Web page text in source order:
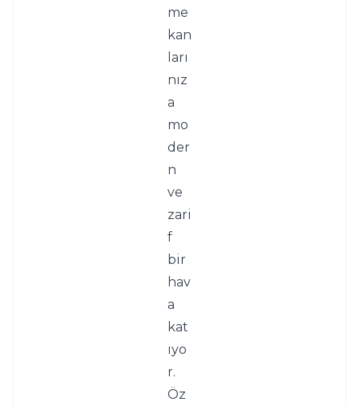
me
kan
ları
nız
a
mo
der
n
ve
zari
f
bir
hav
a
kat
ıyo
r.
Öz